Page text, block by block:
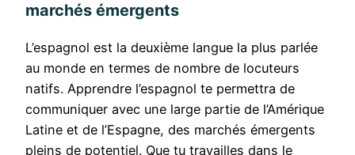
marchés émergents
L’espagnol est la deuxième langue la plus parlée
au monde en termes de nombre de locuteurs
natifs. Apprendre l’espagnol te permettra de
communiquer avec une large partie de l’Amérique
Latine et de l’Espagne, des marchés émergents
pleins de potentiel. Que tu travailles dans le